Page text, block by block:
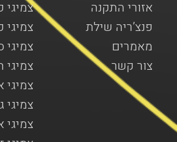
צמיגי
צמיגי
צמיגי
צמיגי
צמיגי
צמיגי
צמיגי
אזורי התקנה
פנצ’ריה שילת
מאמרים
צור קשר